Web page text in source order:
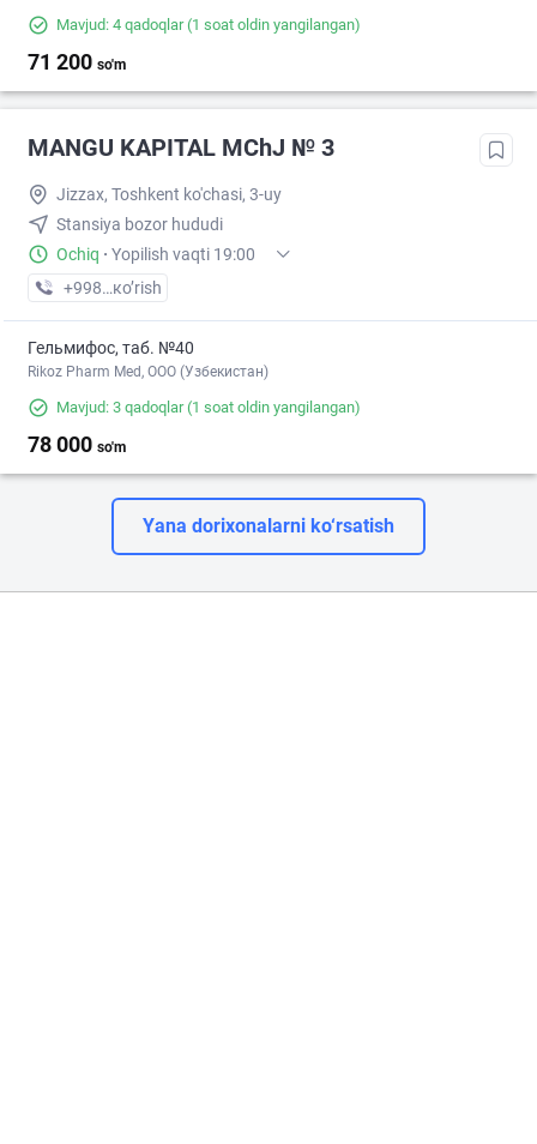
Mavjud: 4 qadoqlar(1 soat oldin yangilangan)
71 200 so'm
MANGU KAPITAL MChJ № 3
Jizzax, Toshkent ko'chasi, 3-uy
Stansiya bozor hududi
Ochiq · Yopilish vaqti 19:00
+998 (94) XXX-XX-XX
кo’rish
Гельмифос, таб. №40
Rikoz Pharm Med, OOO (Узбекистан)
Mavjud: 3 qadoqlar(1 soat oldin yangilangan)
78 000 so'm
Yana dorixonalarni ko‘rsatish